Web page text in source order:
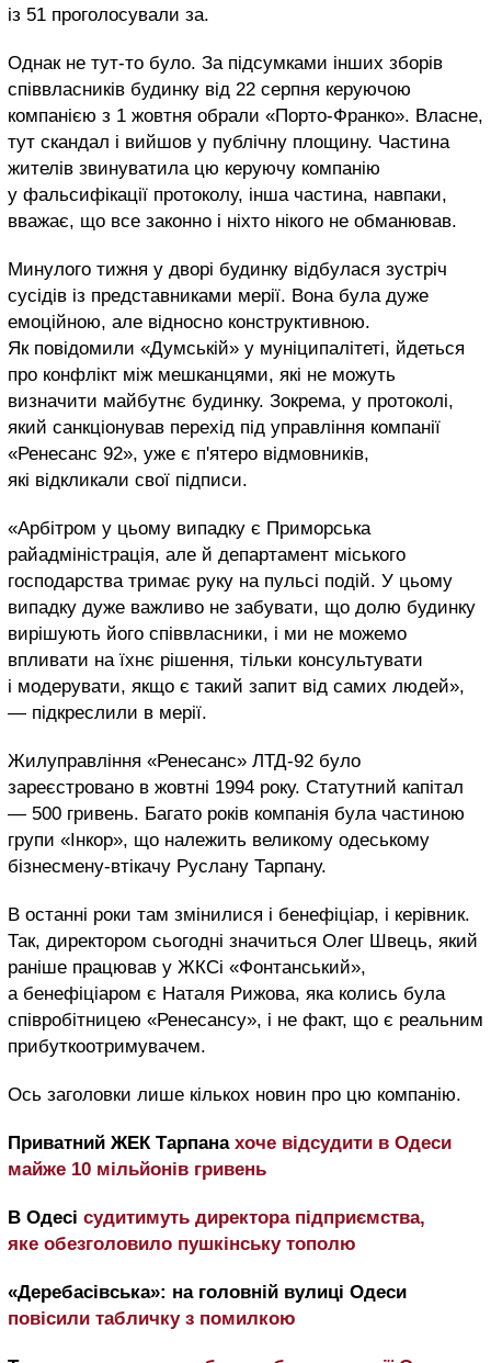
із 51 проголосували за.
Однак не тут-то було. За підсумками інших зборів
співвласників будинку від 22 серпня керуючою
компанією з 1 жовтня обрали «Порто-Франко». Власне,
тут скандал і вийшов у публічну площину. Частина
жителів звинуватила цю керуючу компанію
у фальсифікації протоколу, інша частина, навпаки,
вважає, що все законно і ніхто нікого не обманював.
Минулого тижня у дворі будинку відбулася зустріч
сусідів із представниками мерії. Вона була дуже
емоційною, але відносно конструктивною.
Як повідомили «Думській» у муніципалітеті, йдеться
про конфлікт між мешканцями, які не можуть
визначити майбутнє будинку. Зокрема, у протоколі,
який санкціонував перехід під управління компанії
«Ренесанс 92», уже є п'ятеро відмовників,
які відкликали свої підписи.
«Арбітром у цьому випадку є Приморська
райадміністрація, але й департамент міського
господарства тримає руку на пульсі подій. У цьому
випадку дуже важливо не забувати, що долю будинку
вирішують його співвласники, і ми не можемо
впливати на їхнє рішення, тільки консультувати
і модерувати, якщо є такий запит від самих людей»,
— підкреслили в мерії.
Жилуправління «Ренесанс» ЛТД-92 було
зареєстровано в жовтні 1994 року. Статутний капітал
— 500 гривень. Багато років компанія була частиною
групи «Інкор», що належить великому одеському
бізнесмену-втікачу Руслану Тарпану.
В останні роки там змінилися і бенефіціар, і керівник.
Так, директором сьогодні значиться Олег Швець, який
раніше працював у ЖКСі «Фонтанський»,
а бенефіціаром є Наталя Рижова, яка колись була
співробітницею «Ренесансу», і не факт, що є реальним
прибуткоотримувачем.
Ось заголовки лише кількох новин про цю компанію.
Приватний ЖЕК Тарпана хоче відсудити в Одеси
майже 10 мільйонів гривень
В Одесі судитимуть директора підприємства,
яке обезголовило пушкінську тополю
«Деребасівська»: на головній вулиці Одеси
повісили табличку з помилкою